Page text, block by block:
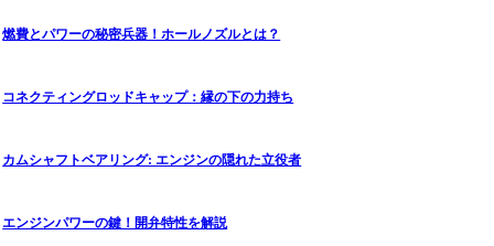
燃費とパワーの秘密兵器！ホールノズルとは？
コネクティングロッドキャップ：縁の下の力持ち
カムシャフトベアリング: エンジンの隠れた立役者
エンジンパワーの鍵！開弁特性を解説